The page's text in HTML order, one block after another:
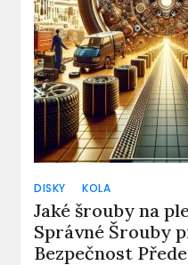
DISKY KOLA
Jaké šrouby na
Správné Šrouby
Bezpečnost